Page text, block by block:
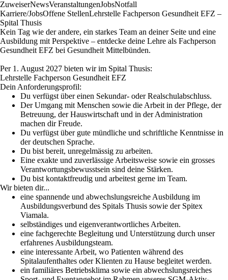
ZuweiserNewsVeranstaltungenJobsNotfall
Karriere/JobsOffene StellenLehrstelle Fachperson Gesundheit EFZ –
Spital Thusis
Kein Tag wie der andere, ein starkes Team an deiner Seite und eine
Ausbildung mit Perspektive – entdecke deine Lehre als Fachperson
Gesundheit EFZ bei Gesundheit Mittelbünden.
Per 1. August 2027 bieten wir im Spital Thusis:
Lehrstelle Fachperson Gesundheit EFZ
Dein Anforderungsprofil:
Du verfügst über einen Sekundar- oder Realschulabschluss.
Der Umgang mit Menschen sowie die Arbeit in der Pflege, der
Betreuung, der Hauswirtschaft und in der Administration
machen dir Freude.
Du verfügst über gute mündliche und schriftliche Kenntnisse in
der deutschen Sprache.
Du bist bereit, unregelmässig zu arbeiten.
Eine exakte und zuverlässige Arbeitsweise sowie ein grosses
Verantwortungsbewusstsein sind deine Stärken.
Du bist kontaktfreudig und arbeitest gerne im Team.
Wir bieten dir...
eine spannende und abwechslungsreiche Ausbildung im
Ausbildungsverbund des Spitals Thusis sowie der Spitex
Viamala.
selbständiges und eigenverantwortliches Arbeiten.
eine fachgerechte Begleitung und Unterstützung durch unser
erfahrenes Ausbildungsteam.
eine interessante Arbeit, wo Patienten während des
Spitalaufenthaltes oder Klienten zu Hause begleitet werden.
ein familiäres Betriebsklima sowie ein abwechslungsreiches